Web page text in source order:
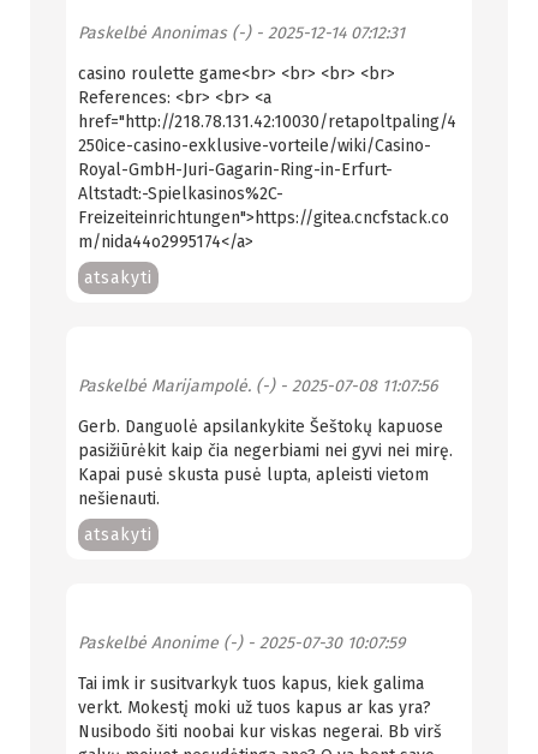
Paskelbė Anonimas (-)- 2025-12-14 07:12:31
casino roulette game<br> <br> <br> <br>
References: <br> <br> <a
href="http://218.78.131.42:10030/retapoltpaling/4
250ice-casino-exklusive-vorteile/wiki/Casino-
Royal-GmbH-Juri-Gagarin-Ring-in-Erfurt-
Altstadt:-Spielkasinos%2C-
Freizeiteinrichtungen">https://gitea.cncfstack.co
m/nida44o2995174</a>
atsakyti
Paskelbė Marijampolė. (-)- 2025-07-08 11:07:56
Gerb. Danguolė apsilankykite Šeštokų kapuose
pasižiūrėkit kaip čia negerbiami nei gyvi nei mirę.
Kapai pusė skusta pusė lupta, apleisti vietom
nešienauti.
atsakyti
Paskelbė Anonime (-)- 2025-07-30 10:07:59
Tai imk ir susitvarkyk tuos kapus, kiek galima
verkt. Mokestį moki už tuos kapus ar kas yra?
Nusibodo šiti noobai kur viskas negerai. Bb virš